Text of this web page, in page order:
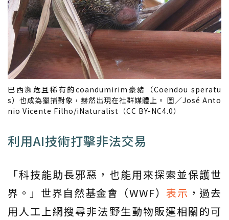
巴西瀕危且稀有的coandumirim豪豬（Coendou speratu
s）也成為獵捕對象，赫然出現在社群媒體上。 圖／José Anto
nio Vicente Filho/iNaturalist（CC BY-NC4.0）
利用AI技術打擊非法交易
「科技能助長邪惡，也能用來探索並保護世
界。」世界自然基金會（WWF）表示 ，過去
用人工上網搜尋非法野生動物販運相關的可